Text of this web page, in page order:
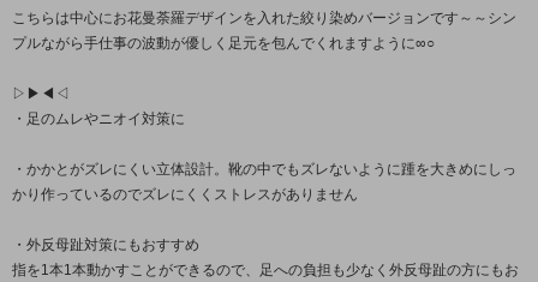
こちらは中心にお花曼荼羅デザインを入れた絞り染めバージョンです～～シン
プルながら手仕事の波動が優しく足元を包んでくれますように∞○
▷▶︎◀︎◁
・足のムレやニオイ対策に
・かかとがズレにくい立体設計。靴の中でもズレないように踵を大きめにしっ
かり作っているのでズレにくくストレスがありません
・外反母趾対策にもおすすめ
指を1本1本動かすことができるので、足への負担も少なく外反母趾の方にもお